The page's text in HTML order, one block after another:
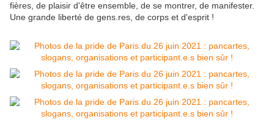
fières, de plaisir d'être ensemble, de se montrer, de manifester.
Une grande liberté de gens.res, de corps et d'esprit !